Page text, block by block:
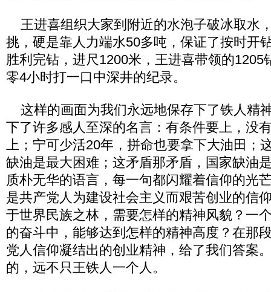
王进喜组织大家到附近的水泡子破冰取水
挑，硬是靠人力端水50多吨，保证了按时开
胜利完钻，进尺1200米，王进喜带领的1205
零4小时打一口中深井的纪录。
这样的画面为我们永远地保存下了铁人精
下了许多感人至深的名言：有条件要上，没
上；宁可少活20年，拼命也要拿下大油田；
缺油是最大困难；这矛盾那矛盾，国家缺油
质朴无华的语言，每一句都闪耀着信仰的光
是共产党人为建设社会主义而艰苦创业的信
于世界民族之林，需要怎样的精神风貌？一
的奋斗中，能够达到怎样的精神高度？在那
党人信仰凝结出的创业精神，给了我们答案
的，远不只王铁人一个人。